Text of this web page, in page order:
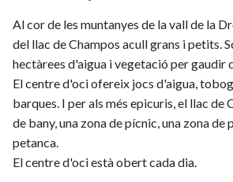
Al cor de les muntanyes de la vall de la
del llac de Champos acull grans i petits.
hectàrees d'aigua i vegetació per gaudir
El centre d'oci ofereix jocs d'aigua,
barques. I per als més epicuris, el llac de
de bany, una zona de pícnic, una zona de
petanca.
El centre d'oci està obert cada dia.